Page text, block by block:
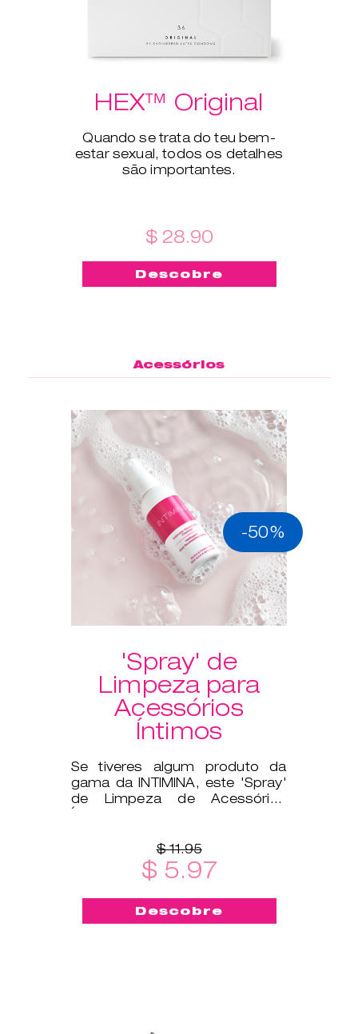
HEX™ Original
Quando se trata do teu bem-
estar sexual, todos os detalhes
são importantes.
$ 28.90
Descobre
Acessórios
-50%
'Spray' de
Limpeza para
Acessórios
Íntimos
Se tiveres algum produto da
gama da INTIMINA, este 'Spray'
de Limpeza de Acessórios
Íntimos é um ótimo
$ 11.95
$ 5.97
Descobre